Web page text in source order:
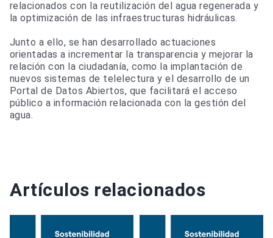
relacionados con la reutilización del agua regenerada y
la optimización de las infraestructuras hidráulicas.
Junto a ello, se han desarrollado actuaciones
orientadas a incrementar la transparencia y mejorar la
relación con la ciudadanía, como la implantación de
nuevos sistemas de telelectura y el desarrollo de un
Portal de Datos Abiertos, que facilitará el acceso
público a información relacionada con la gestión del
agua.
Artículos relacionados